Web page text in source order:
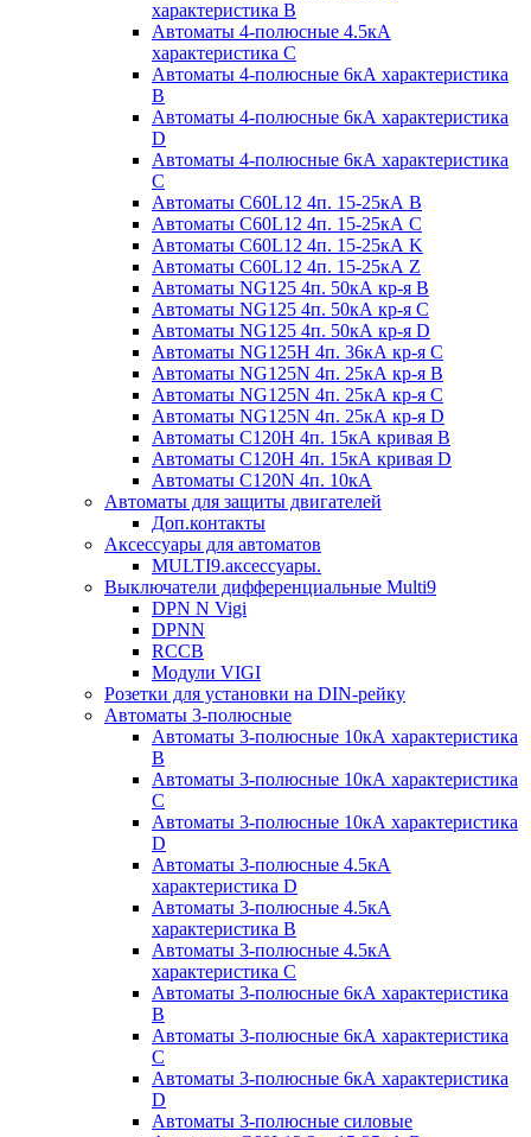
характеристика В
Автоматы 4-полюсные 4.5кА
характеристика С
Автоматы 4-полюсные 6кА характеристика
B
Автоматы 4-полюсные 6кА характеристика
D
Автоматы 4-полюсные 6кА характеристика
С
Автоматы C60L12 4п. 15-25кА B
Автоматы C60L12 4п. 15-25кА C
Автоматы C60L12 4п. 15-25кА K
Автоматы C60L12 4п. 15-25кА Z
Автоматы NG125 4п. 50кА кр-я B
Автоматы NG125 4п. 50кА кр-я C
Автоматы NG125 4п. 50кА кр-я D
Автоматы NG125H 4п. 36кА кр-я C
Автоматы NG125N 4п. 25кА кр-я B
Автоматы NG125N 4п. 25кА кр-я C
Автоматы NG125N 4п. 25кА кр-я D
Автоматы С120H 4п. 15кА кривая B
Автоматы С120H 4п. 15кА кривая D
Автоматы С120N 4п. 10кА
Автоматы для защиты двигателей
Доп.контакты
Аксессуары для автоматов
MULTI9.аксессуары.
Выключатели дифференциальные Multi9
DPN N Vigi
DPNN
RCCB
Модули VIGI
Розетки для установки на DIN-рейку
Автоматы 3-полюсные
Автоматы 3-полюсные 10кА характеристика
B
Автоматы 3-полюсные 10кА характеристика
C
Автоматы 3-полюсные 10кА характеристика
D
Автоматы 3-полюсные 4.5кА
характеристика D
Автоматы 3-полюсные 4.5кА
характеристика В
Автоматы 3-полюсные 4.5кА
характеристика С
Автоматы 3-полюсные 6кА характеристика
B
Автоматы 3-полюсные 6кА характеристика
C
Автоматы 3-полюсные 6кА характеристика
D
Автоматы 3-полюсные силовые